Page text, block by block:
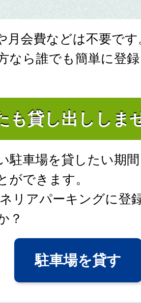
月会費などは不要で
なら誰でも簡単に登
も貸し出ししま
駐車場を貸したい期
ができます。
リアパーキングに登
？
駐車場を貸す